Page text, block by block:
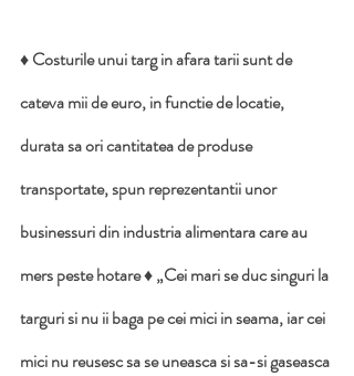
♦ Costurile unui targ in afara tarii sunt de
cateva mii de euro, in functie de locatie,
durata sa ori cantitatea de produse
transportate, spun reprezentantii unor
businessuri din industria alimentara care au
mers peste hotare ♦ „Cei mari se duc singuri la
targuri si nu ii baga pe cei mici in seama, iar cei
mici nu reusesc sa se uneasca si sa-si gaseasca